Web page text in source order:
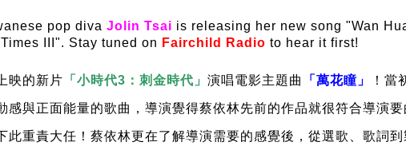
pop diva Jolin Tsai is releasing her new song "Wan
III". Stay tuned on Fairchild Radio to hear it first!
映的新片 「小時代3：刺金時代」 演唱電影主題曲 「萬花瞳」 ！當
感與正面能量的歌曲，導演覺得蔡依林先前的作品就很符合導演
此重責大任！蔡依林更在了解導演需要的感覺後，從選歌、歌詞